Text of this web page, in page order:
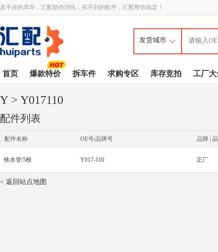
卖不掉的库存，汇配助你消化；买不到的配件，汇配帮你搞定！
首页 爆款特价 拆车件 求购专区 库存竞拍 工厂大
Y > Y017110
配件列表
配件名称 OE号/品牌号 品牌 |
铁水管/5根 Y017-110 正厂
< 返回站点地图